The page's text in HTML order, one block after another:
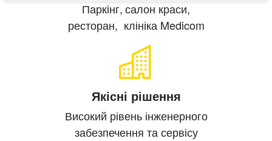
Паркінг,салон краси,
ресторан, клініка Medicom
Якісні рішення
Високий рівеньінженерного
забезпечення та сервісу